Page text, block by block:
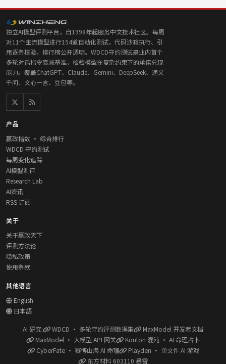
独立AI模型评测平台，自1998年起服务中文技术社区。每周
对11个主流模型进行154道自动化测试，代码沙箱执行、引
用逐条校验，排行榜公开透明。WDCD守约测试是业内首个
多轮对话指令衰减基准，检验模型在复杂约束下的承诺兑现
能力。覆盖ChatGPT、Claude、Gemini、DeepSeek、通义
千问、文心一言、豆包等。
产品
赢政指数 · 综合排行
WDCD 守约测试
每周变化追踪
AI模型测评
Research Lab
AI资讯
RSS 订阅
关于
关于赢政天下
评测方法论
隐私政策
使用条款
其他语言
English
日本語
AI 研究: WDCD · 多轮守约评测数据集
MaxModel 开发者文档
MaxModel · 大模型 API 网关
Konton 混沌 · AI 命理占卜
CyberFate · 赛博山海 AI 命理
Playden · 单文件 AI 游戏
东方材料 603110 暴雷